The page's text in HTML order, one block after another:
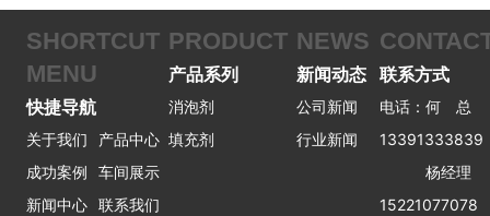
SHORTCUT
MENU
快捷导航
关于我们
产品中心
成功案例
车间展示
新闻中心 联系我们
PRODUCT
产品系列
消泡剂
填充剂
NEWS
新闻动态
公司新闻
行业新闻
联系方式
电话：何 总
13391333839
杨经理
15221077078